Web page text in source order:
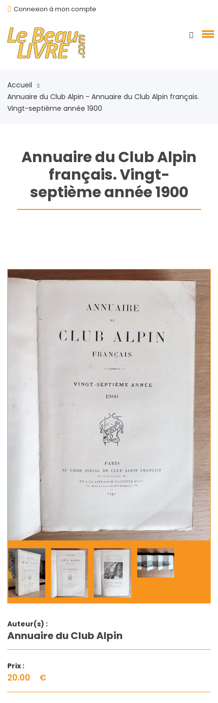
Connexion à mon compte
Accueil
Annuaire du Club Alpin - Annuaire du Club Alpin français.
Vingt-septième année 1900
Annuaire du Club Alpin
français. Vingt-
septième année 1900
Auteur(s) :
Annuaire du Club Alpin
Prix :
20.00 €